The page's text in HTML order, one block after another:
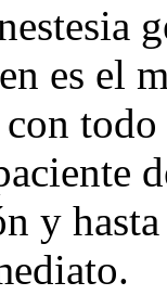
es el
y